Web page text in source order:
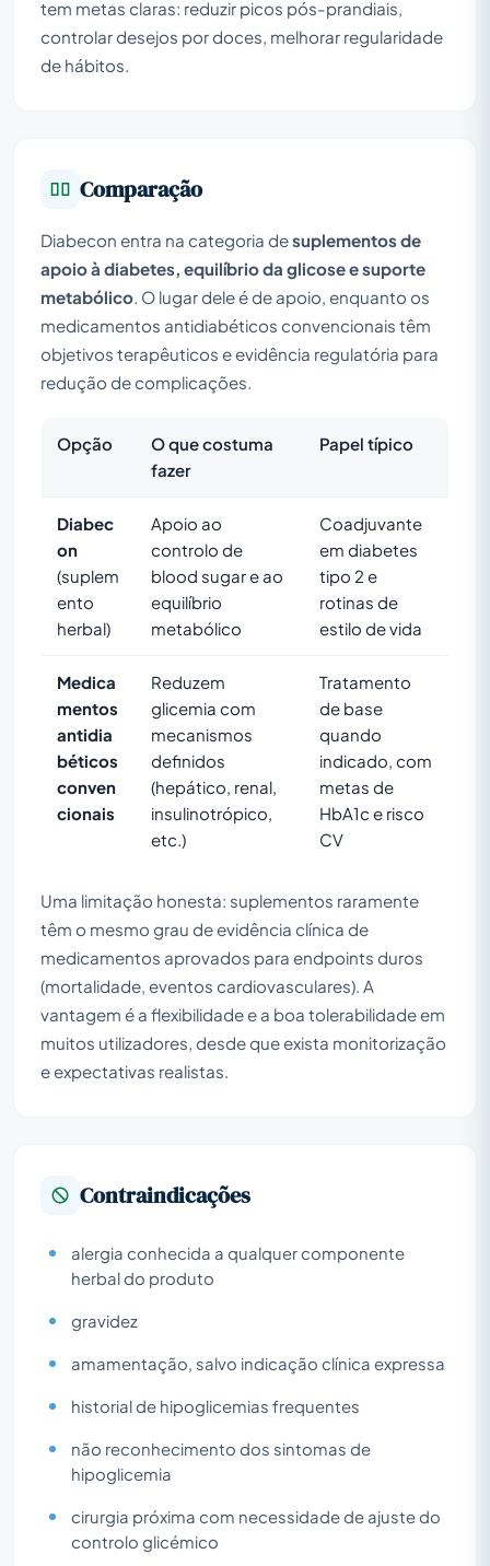
tem metas claras: reduzir picos pós-prandiais,
controlar desejos por doces, melhorar regularidade
de hábitos.
Comparação
Diabecon entra na categoria desuplementos de
apoio à diabetes, equilíbrio da glicose e suporte
metabólico . O lugar dele é de apoio, enquanto os
medicamentos antidiabéticos convencionais têm
objetivos terapêuticos e evidência regulatória para
redução de complicações.
Opção
O que costuma
fazer
Papel típico
Diabec
on
(suplem
ento
herbal)
Apoio ao
controlo de
blood sugar e ao
equilíbrio
metabólico
Coadjuvante
em diabetes
tipo 2 e
rotinas de
estilo de vida
Medica
mentos
antidia
béticos
conven
cionais
Reduzem
glicemia com
mecanismos
definidos
(hepático, renal,
insulinotrópico,
etc.)
Tratamento
de base
quando
indicado, com
metas de
HbA1c e risco
CV
Uma limitação honesta: suplementos raramente
têm o mesmo grau de evidência clínica de
medicamentos aprovados para endpoints duros
(mortalidade, eventos cardiovasculares). A
vantagem é a flexibilidade e a boa tolerabilidade em
muitos utilizadores, desde que exista monitorização
e expectativas realistas.
Contraindicações
alergia conhecida a qualquer componente
herbal do produto
gravidez
amamentação, salvo indicação clínica expressa
historial de hipoglicemias frequentes
não reconhecimento dos sintomas de
hipoglicemia
cirurgia próxima com necessidade de ajuste do
controlo glicémico